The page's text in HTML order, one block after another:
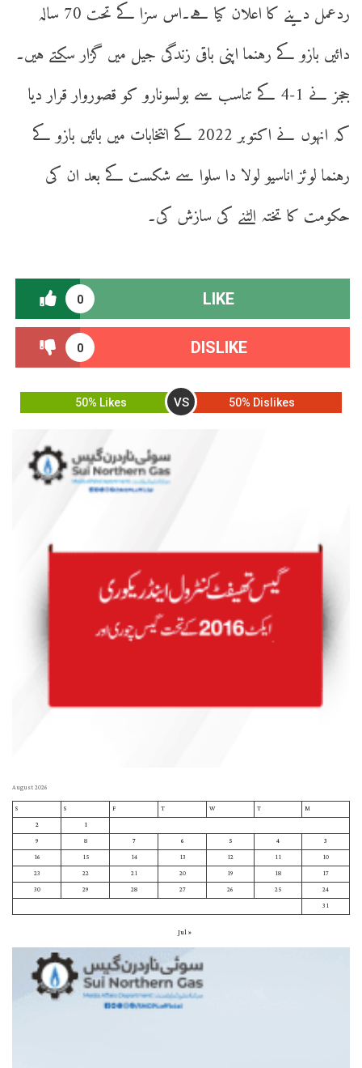
ردعمل دینے کا اعلان کیا ہے۔اس سزا کے تحت 70 سالہ
دائیں بازو کے رہنما اپنی باقی زندگی جیل میں گزار سکتے ہیں۔
ججز نے 1-4 کے تناسب سے بولسونارو کو قصوروار قرار دیا
کہ انہوں نے اکتوبر 2022 کے انتخابات میں بائیں بازو کے
رہنما لوئز اناسیو لولا دا سلوا سے شکست کے بعد ان کی
حکومت کا تختہ الٹنے کی سازش کی۔
0 LIKE
0 DISLIKE
50% Likes VS 50% Dislikes
August 2026
M
T
W
T
F
S
S
1
2
3
4
5
6
7
8
9
10
11
12
13
14
15
16
17
18
19
20
21
22
23
24
25
26
27
28
29
30
31
« Jul